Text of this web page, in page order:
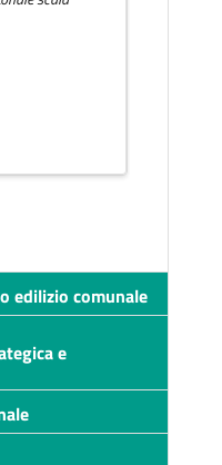
edilizio comunale
e